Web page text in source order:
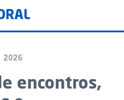
2026
encontros,